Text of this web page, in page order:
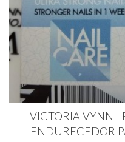
VICTORIA VYNN -
ENDURECEDOR